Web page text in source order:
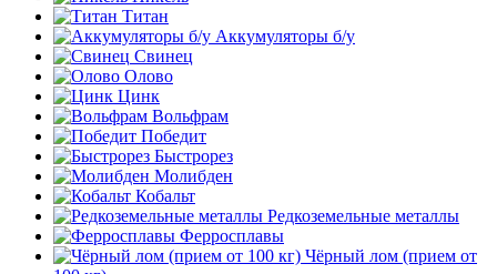
Титан
Аккумуляторы б/у
Свинец
Олово
Цинк
Вольфрам
Победит
Быстрорез
Молибден
Кобальт
Редкоземельные металлы
Ферросплавы
Чёрный лом (прием от